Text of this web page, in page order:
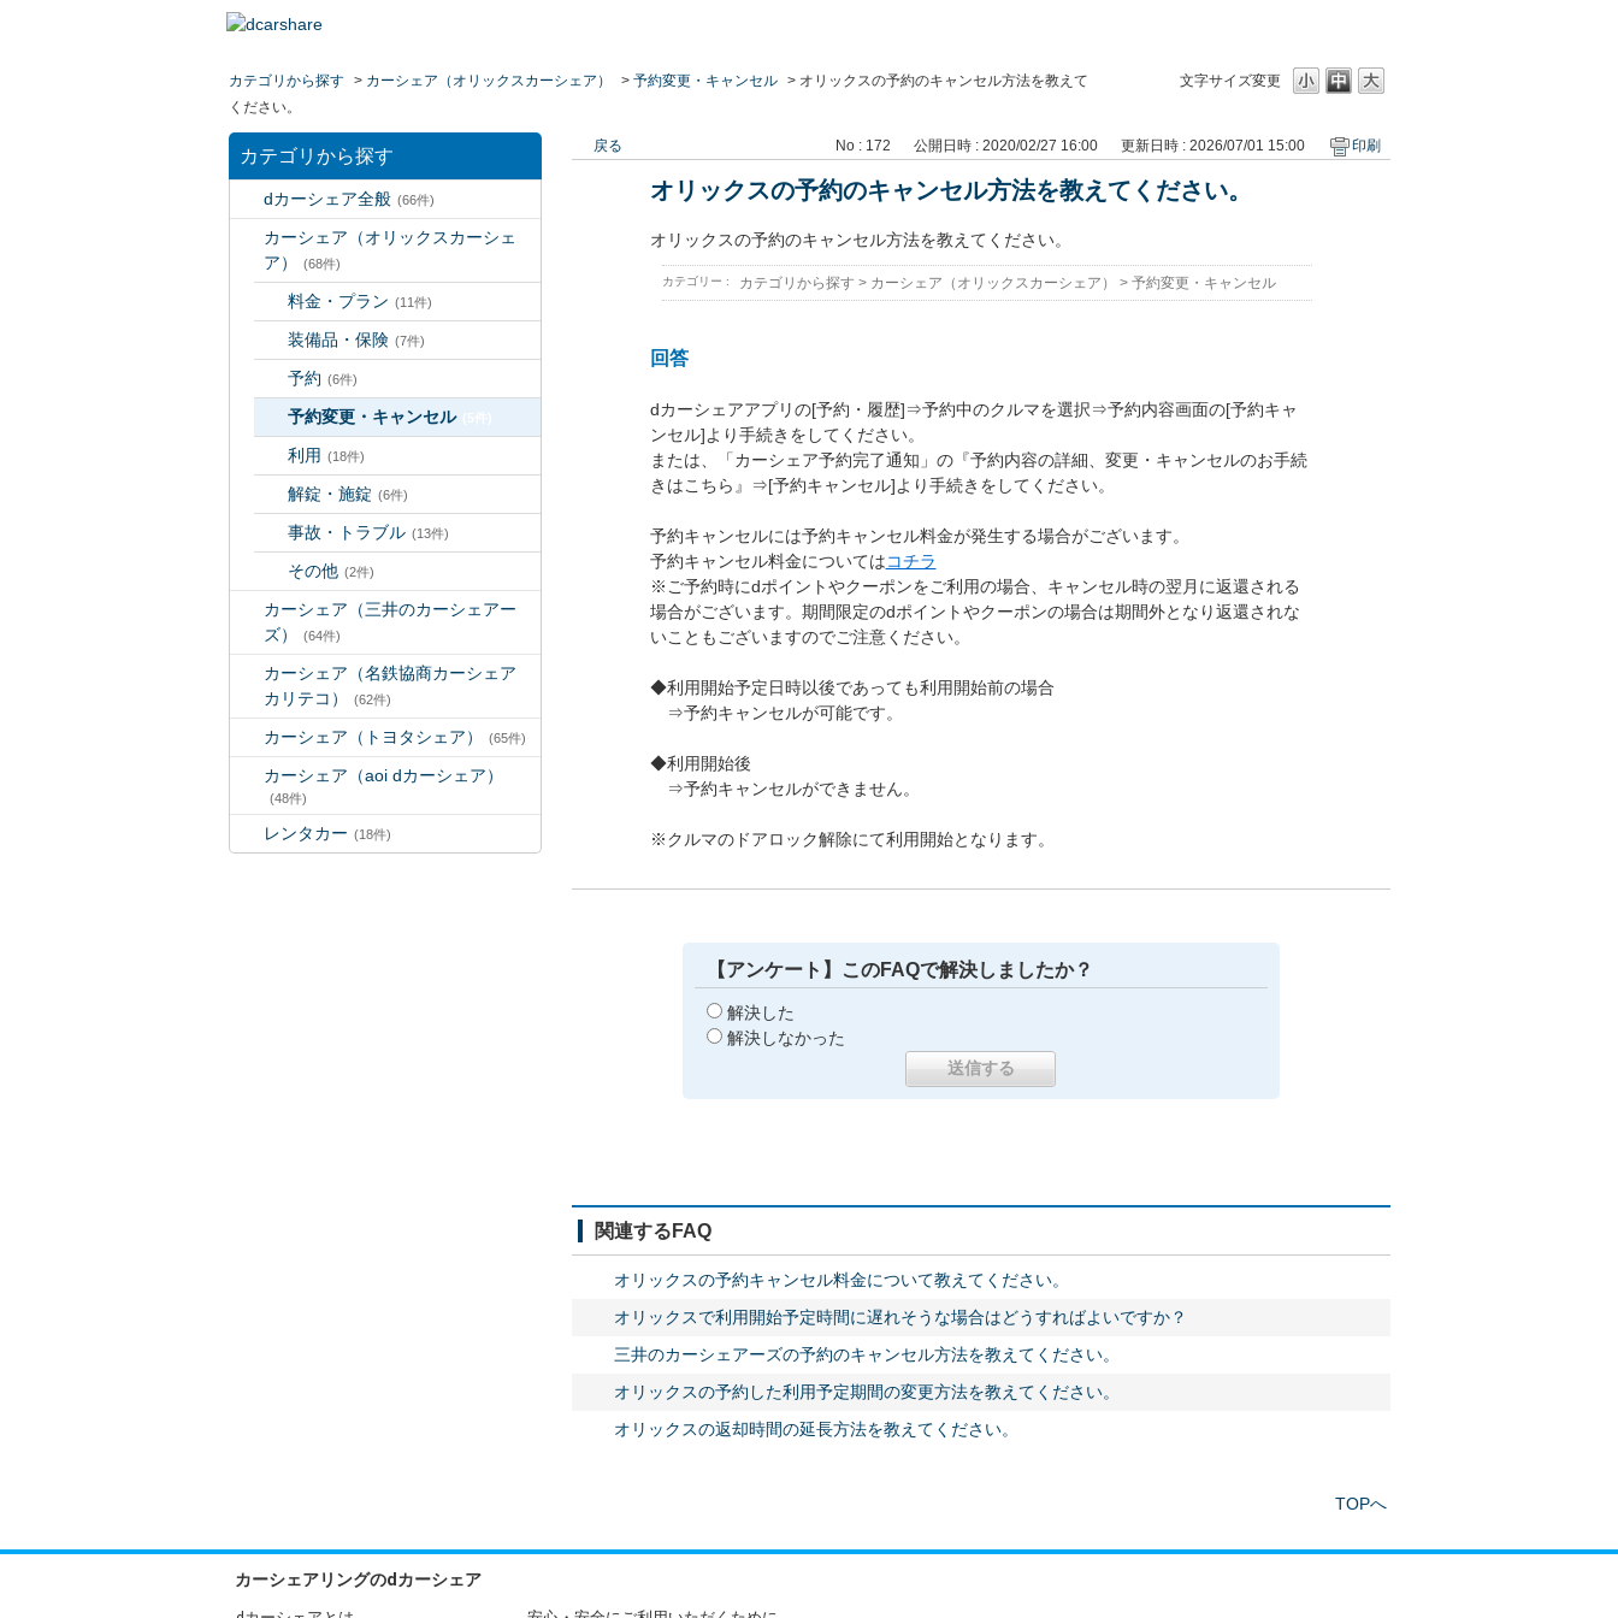
文字サイズ変更
カテゴリから探す > カーシェア（オリックスカーシェア） > 予約変更・キャンセル > オリックスの予約のキャンセル方法を教えて
ください。
カテゴリから探す
dカーシェア全般 (66件)
カーシェア（オリックスカーシェ
ア）
(68件)
料金・プラン (11件)
装備品・保険 (7件)
予約 (6件)
予約変更・キャンセル
利用 (18件)
解錠・施錠 (6件)
事故・トラブル (13件)
その他 (2件)
カーシェア（三井のカーシェアー
ズ）
(64件)
カーシェア（名鉄協商カーシェア
カリテコ）
(62件)
カーシェア（トヨタシェア） (65件)
カーシェア（aoi dカーシェア）
(48件)
レンタカー (18件)
戻る No : 172 公開日時 : 2020/02/27 16:00 更新日時 : 2026/07/01 15:00 印刷
オリックスの予約のキャンセル方法を教えてください。
オリックスの予約のキャンセル方法を教えてください。
カテゴリー : カテゴリから探す > カーシェア（オリックスカーシェア） > 予約変更・キャンセル
回答
dカーシェアアプリの[予約・履歴]⇒予約中のクルマを選択⇒予約内容画面の[予約キャ
ンセル]より手続きをしてください。
または、「カーシェア予約完了通知」の『予約内容の詳細、変更・キャンセルのお手続
きはこちら』⇒[予約キャンセル]より手続きをしてください。
予約キャンセルには予約キャンセル料金が発生する場合がございます。
予約キャンセル料金についてはコチラ
※ご予約時にdポイントやクーポンをご利用の場合、キャンセル時の翌月に返還される
場合がございます。期間限定のdポイントやクーポンの場合は期間外となり返還されな
いこともございますのでご注意ください。
◆利用開始予定日時以後であっても利用開始前の場合
⇒予約キャンセルが可能です。
◆利用開始後
⇒予約キャンセルができません。
※クルマのドアロック解除にて利用開始となります。
【アンケート】このFAQで解決しましたか？
解決した
解決しなかった
関連するFAQ
オリックスの予約キャンセル料金について教えてください。
オリックスで利用開始予定時間に遅れそうな場合はどうすればよいですか？
三井のカーシェアーズの予約のキャンセル方法を教えてください。
オリックスの予約した利用予定期間の変更方法を教えてください。
オリックスの返却時間の延長方法を教えてください。
TOPへ
カーシェアリングのdカーシェア